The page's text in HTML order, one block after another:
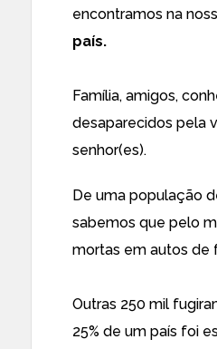
encontramos na
país.
Família, amigos,
desaparecidos pela
senhor(es).
De uma população
sabemos que pelo
mortas em autos de
Outras 250 mil
25% de um país foi